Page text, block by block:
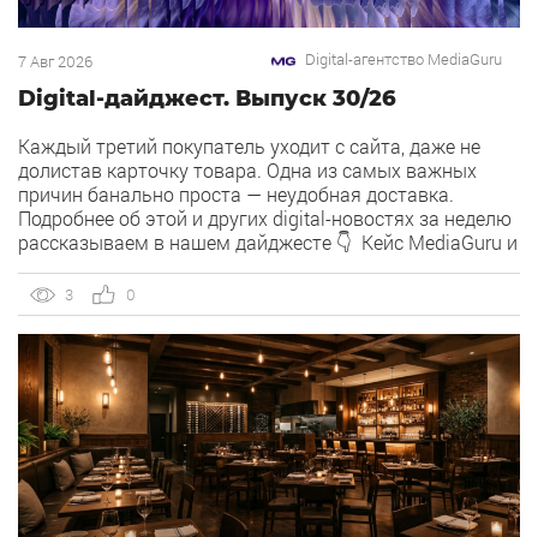
7 Авг 2026 Digital-агентство MediaGuru
Digital-дайджест. Выпуск 30/26
Каждый третий покупатель уходит с сайта, даже не
долистав карточку товара. Одна из самых важных
причин банально проста — неудобная доставка.
Подробнее об этой и других digital-новостях за неделю
рассказываем в нашем дайджесте 👇 Кейс MediaGuru и
Агентство продвигает ресторан OSH by Урюк в
геоперформансе […]
3 0